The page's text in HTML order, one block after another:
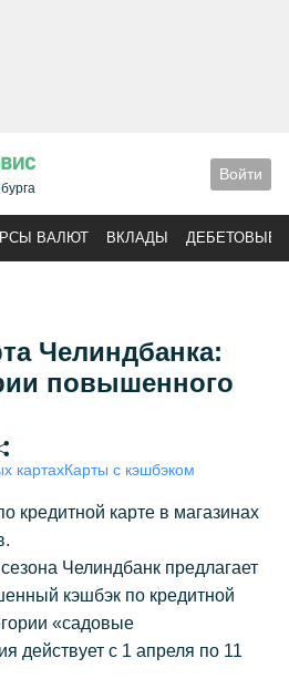
Войти
ВАЛЮТ ВКЛАДЫ ДЕБЕТОВЫЕ
Челиндбанка:
повышенного
картахКарты с кэшбэком
кредитной карте в магазинах
Челиндбанк предлагает
кэшбэк по кредитной
«садовые
действует с 1 апреля по 11